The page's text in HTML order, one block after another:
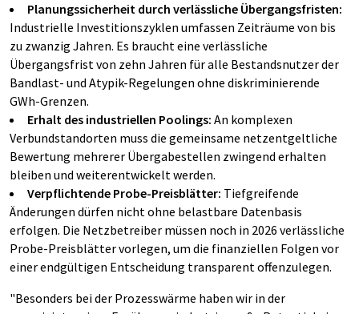
Planungssicherheit durch verlässliche Übergangsfristen:
Industrielle Investitionszyklen umfassen Zeiträume von bis
zu zwanzig Jahren. Es braucht eine verlässliche
Übergangsfrist von zehn Jahren für alle Bestandsnutzer der
Bandlast- und Atypik-Regelungen ohne diskriminierende
GWh-Grenzen.
Erhalt des industriellen Poolings: An komplexen
Verbundstandorten muss die gemeinsame netzentgeltliche
Bewertung mehrerer Übergabestellen zwingend erhalten
bleiben und weiterentwickelt werden.
Verpflichtende Probe-Preisblätter: Tiefgreifende
Änderungen dürfen nicht ohne belastbare Datenbasis
erfolgen. Die Netzbetreiber müssen noch in 2026 verlässliche
Probe-Preisblätter vorlegen, um die finanziellen Folgen vor
einer endgültigen Entscheidung transparent offenzulegen.
"Besonders bei der Prozesswärme haben wir in der